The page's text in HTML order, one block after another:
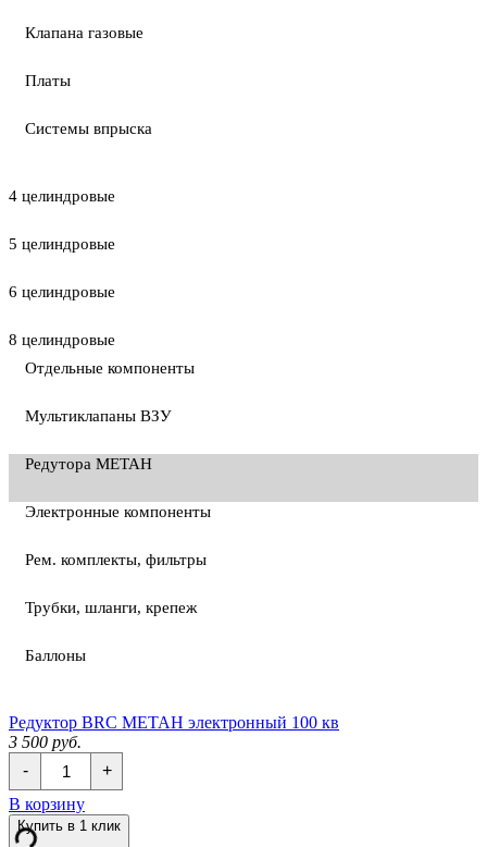
Клапана газовые
Платы
Системы впрыска
4 целиндровые
5 целиндровые
6 целиндровые
8 целиндровые
Отдельные компоненты
Мультиклапаны ВЗУ
Редутора МЕТАН
Электронные компоненты
Рем. комплекты, фильтры
Трубки, шланги, крепеж
Баллоны
Редуктор BRC МЕТАН электронный 100 кв
3 500 руб.
-
Редуктор
BRC
МЕТАН
+
В корзину
Купить в 1 клик